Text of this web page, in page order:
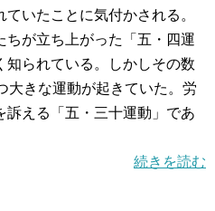
いたことに気付かされる。
が立ち上がった「五・四運
られている。しかしその数
大きな運動が起きていた。労
える「五・三十運動」であ
続きを読む